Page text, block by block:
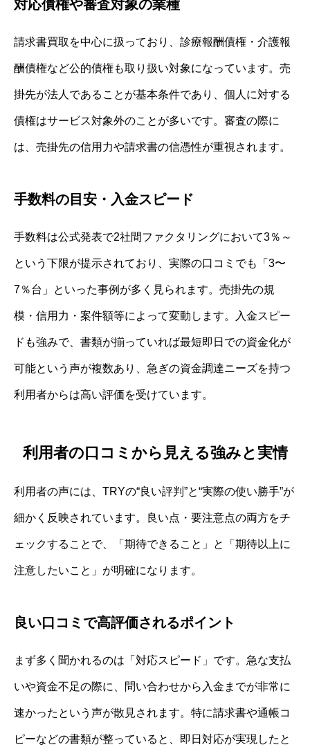
対応債権や審査対象の業種
請求書買取を中心に扱っており、診療報酬債権・介護報
酬債権など公的債権も取り扱い対象になっています。売
掛先が法人であることが基本条件であり、個人に対する
債権はサービス対象外のことが多いです。審査の際に
は、売掛先の信用力や請求書の信憑性が重視されます。
手数料の目安・入金スピード
手数料は公式発表で2社間ファクタリングにおいて3％～
という下限が提示されており、実際の口コミでも「3〜
7％台」といった事例が多く見られます。売掛先の規
模・信用力・案件額等によって変動します。入金スピー
ドも強みで、書類が揃っていれば最短即日での資金化が
可能という声が複数あり、急ぎの資金調達ニーズを持つ
利用者からは高い評価を受けています。
利用者の口コミから見える強みと実情
利用者の声には、TRYの“良い評判”と“実際の使い勝手”が
細かく反映されています。良い点・要注意点の両方をチ
ェックすることで、「期待できること」と「期待以上に
注意したいこと」が明確になります。
良い口コミで高評価されるポイント
まず多く聞かれるのは「対応スピード」です。急な支払
いや資金不足の際に、問い合わせから入金までが非常に
速かったという声が散見されます。特に請求書や通帳コ
ピーなどの書類が整っていると、即日対応が実現したと